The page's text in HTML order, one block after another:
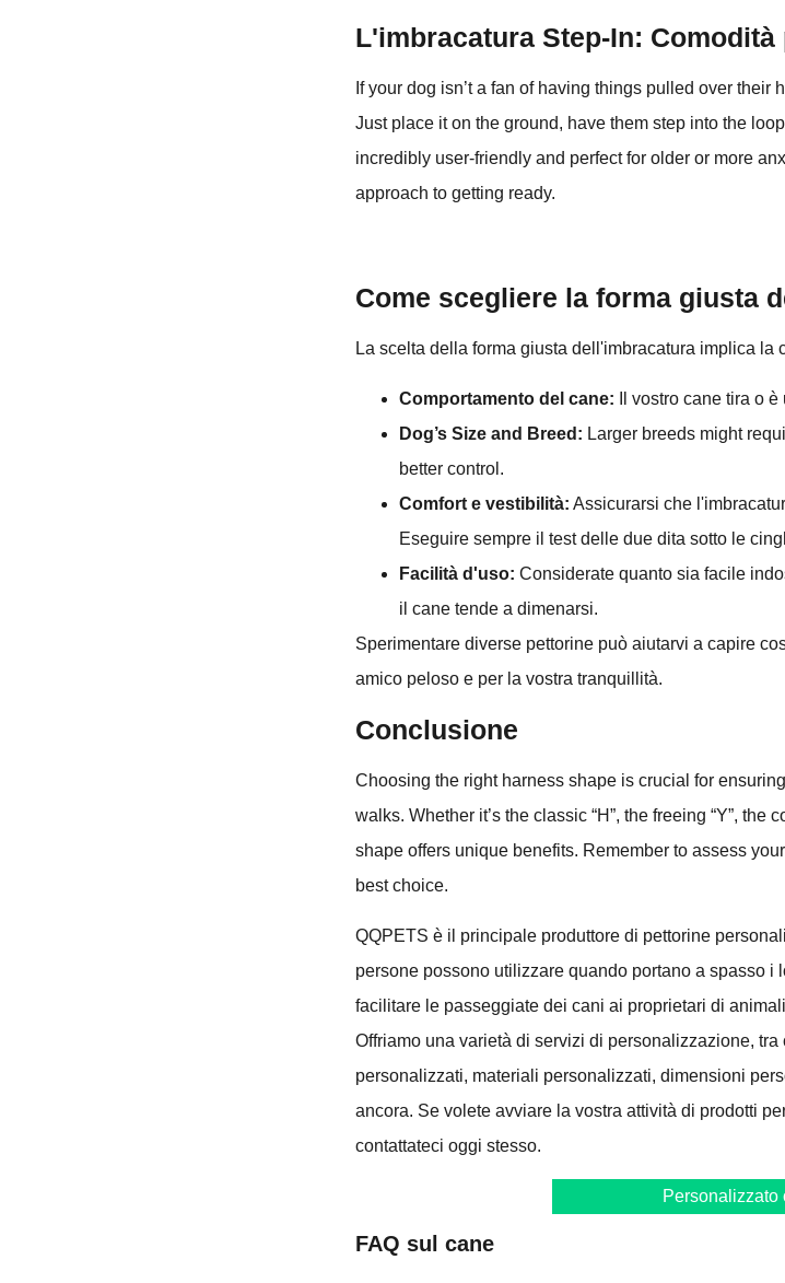
L'imbracatura Step-In:
If your dog isn’t a fan of having things pulled over their
Just place it on the ground, have them step into the
incredibly user-friendly and perfect for older or more
approach to getting ready.
Come scegliere la forma giusta
La scelta della forma giusta dell'imbracatura implica la
Comportamento del cane: Il vostro cane tira o
Dog’s Size and Breed: Larger breeds might
better control.
Comfort e vestibilità: Assicurarsi che
Eseguire sempre il test delle due dita sotto le
Facilità d'uso: Considerate quanto sia facile
il cane tende a dimenarsi.
Sperimentare diverse pettorine può aiutarvi a capire
amico peloso e per la vostra tranquillità.
Conclusione
Choosing the right harness shape is crucial for
walks. Whether it’s the classic “H”, the freeing “Y”,
shape offers unique benefits. Remember to assess
best choice.
QQPETS è il principale produttore di pettorine
persone possono utilizzare quando portano a spasso i
facilitare le passeggiate dei cani ai proprietari di
Offriamo una varietà di servizi di personalizzazione,
personalizzati, materiali personalizzati, dimensioni
ancora. Se volete avviare la vostra attività di prodotti
contattateci oggi stesso.
Personalizzato
FAQ sul cane